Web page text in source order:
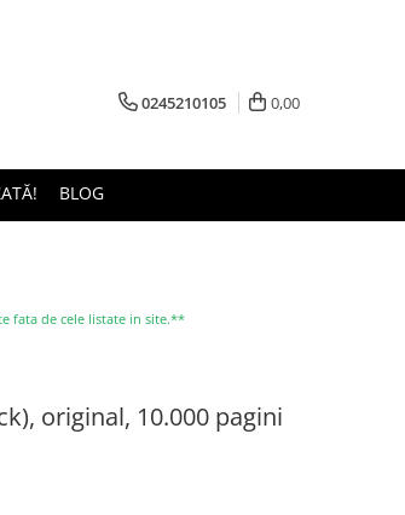
0245210105 0,00
BLOG
fata de cele listate in site.**
original, 10.000 pagini